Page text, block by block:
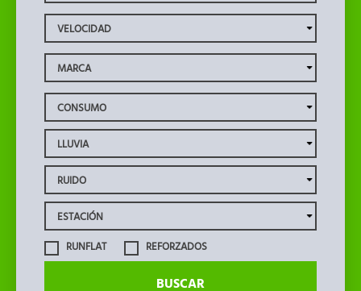
RUNFLAT REFORZADOS
BUSCAR